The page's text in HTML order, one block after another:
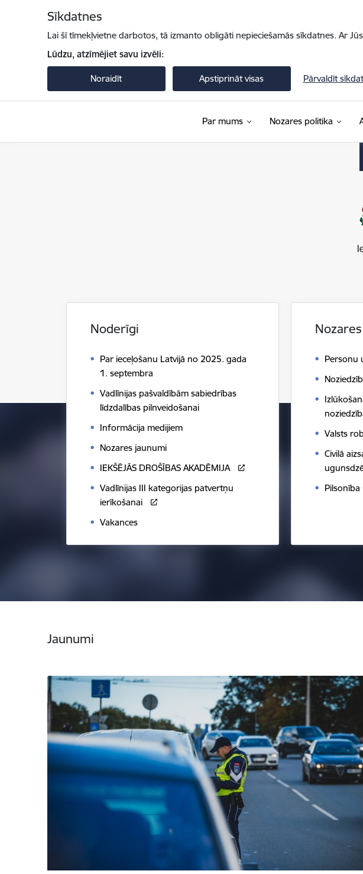
Sīkdatnes
Lai šī tīmekļvietne darbotos, tā izmanto obligāti nepieciešamās sīkdatnes. Ar
Lūdzu, atzīmējiet savu izvēli:
Noraidīt Apstiprināt visas Pārvaldīt
Par mums Nozares politika
Noderīgi
Par ieceļošanu Latvijā no 2025. gada
1. septembra
Vadlīnijas pašvaldībām sabiedrības
līdzdalības pilnveidošanai
Informācija medijiem
Nozares jaunumi
IEKŠĒJĀS DROŠĪBAS AKADĒMIJA
Vadlīnijas III kategorijas patvertņu
ierīkošanai
Vakances
Personu
Valsts
Civilā
Jaunumi